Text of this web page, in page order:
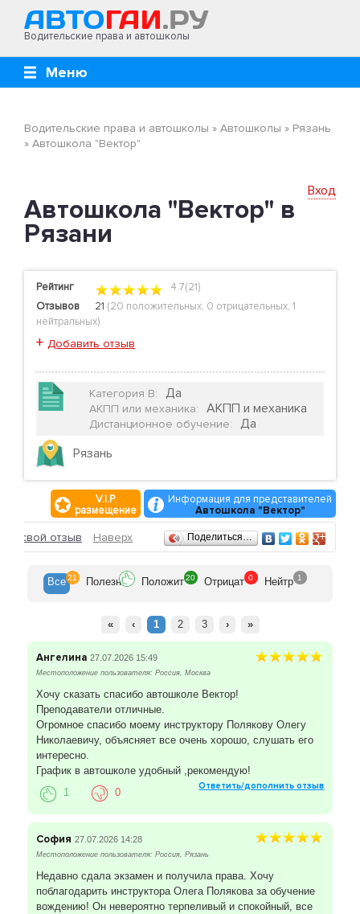
Водительские права и автошколы
Меню
Водительские права и автошколы » Автошколы » Рязань
» Автошкола "Вектор"
Вход
Автошкола "Вектор" в
Рязани
Рейтинг
4.7(21)
Отзывов
21 (20 положительных, 0 отрицательных, 1
нейтральных)
+ Добавить отзыв
Категория B: Да
АКПП или механика: АКПП и механика
Дистанционное обучение:
Да
Рязань
V.I.P.
размещение
Информация для представителей
Автошкола "Вектор"
Отзывы
свой отзыв Наверх Поделиться…
Все 21 Полезн Положит 20 Отрицат 0 Нейтр 1
« ‹ 1 2 3 › »
Ангелина 27.07.2026 15:49
Местоположение пользователя: Россия, Москва
Хочу сказать спасибо автошколе Вектор!
Преподаватели отличные.
Огромное спасибо моему инструктору Полякову Олегу
Николаевичу, объясняет все очень хорошо, слушать его
интересно.
График в автошколе удобный ,рекомендую!
Ответить/дополнить отзыв
1 0
София 27.07.2026 14:28
Местоположение пользователя: Россия, Рязань
Недавно сдала экзамен и получила права. Хочу
поблагодарить инструктора Олега Полякова за обучение
вождению! Он невероятно терпеливый и спокойный, все